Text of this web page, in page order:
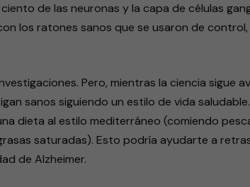
de las neuronas y la capa de células
los ratones sanos que se usaron de
Pero, mientras la ciencia sigue
sanos siguiendo un estilo de vida
dieta al estilo mediterráneo (comiendo
saturadas). Esto podría ayudarte a
de Alzheimer.